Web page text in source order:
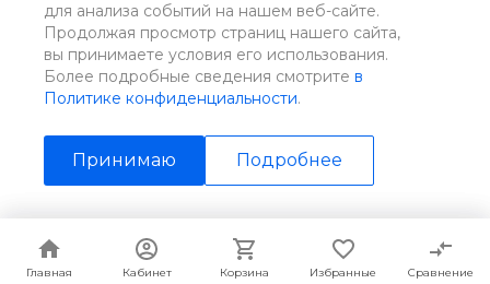
для анализа событий на нашем веб-сайте.
Продолжая просмотр страниц нашего сайта,
вы принимаете условия его использования.
Более подробные сведения смотрите в
Политике конфиденциальности.
Принимаю Подробнее
Главная Кабинет Корзина Избранные Сравнение
Главная Кабинет Корзина Избранные Сравнение
Мы в соц. сетях
© 2026 Universe, Все права защищены